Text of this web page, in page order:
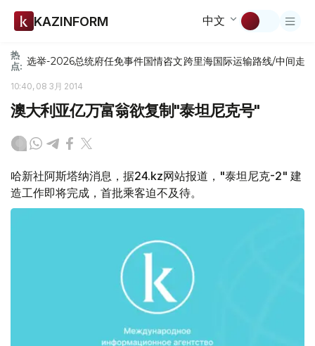
KAZINFORM 中文
热
点: 选举-2026总统府任免事件国情咨文跨里海国际运输路线/中间走廊
10:40, 08 3月 2014
澳大利亚亿万富翁欲复制"泰坦尼克号"
哈新社阿斯塔纳消息，据24.kz网站报道，"泰坦尼克-2" 建
造工作即将完成，首批乘客迫不及待。